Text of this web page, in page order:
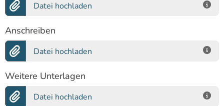
Datei hochladen
Anschreiben
Datei hochladen
Weitere Unterlagen
Datei hochladen